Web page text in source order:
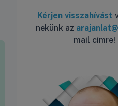
Kérjen visszahívást
nekünk az
mail címre!